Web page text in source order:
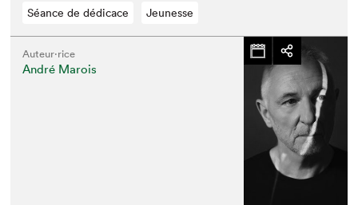
Séance de dédicace Jeunesse
Auteur·rice
André Marois